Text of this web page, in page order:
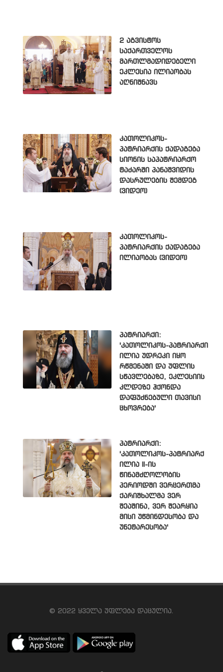
2 აგვისტოს
საქართველოს
მართლმადიდებელი
ეკლესია ილიაობას
აღნიშნავს
კათოლიკოს-
პატრიარქის ქადაგება
სიონის საპატრიარქო
ტაძარში პანაშვიდის
დასრულების შემდეგ
(ვიდეო)
კათოლიკოს-
პატრიარქის ქადაგება
ილიაობას (ვიდეო)
პატრიარქი:
'კათოლიკოს-პატრიარქი
ილია უდრეკი იყო
რწმენაში და უფლის
სწავლებაზე, ეკლესიის
კლდეზე ჰქონდა
დაფუძნებული თავისი
ცხოვრება'
პატრიარქი:
'კათოლიკოს-პატრიარქ
ილია II-ის
წინამძღოლობის
პერიოდში ვერცერთმა
ქარიშხალმა ვერ
შეაშინა, ვერ შეარყია
მისი უწმინდესობა და
უნეტარესობა'
© 2022 ყველა უფლება დაცულია.